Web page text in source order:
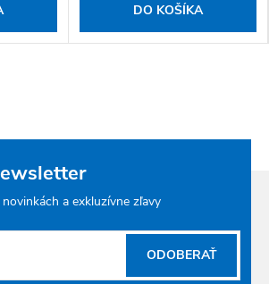
DO KOŠÍKA
a exkluzívne zľavy
ODOBERAŤ